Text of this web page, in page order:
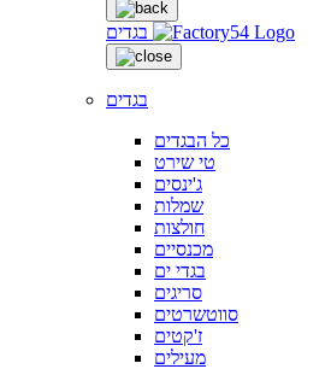
בגדים
בגדים
כל הבגדים
טי שירט
ג'ינסים
שמלות
חולצות
מכנסיים
בגדי ים
סריגים
סווטשרטים
ז'קטים
מעילים